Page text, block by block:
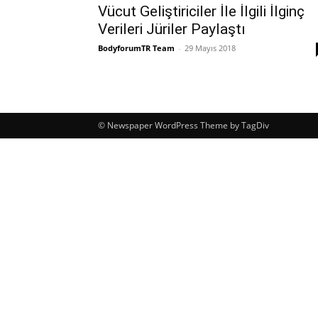
Vücut Geliştiriciler İle İlgili İlginç
Verileri Jüriler Paylaştı
BodyforumTR Team - 29 Mayıs 2018
© Newspaper WordPress Theme by TagDiv